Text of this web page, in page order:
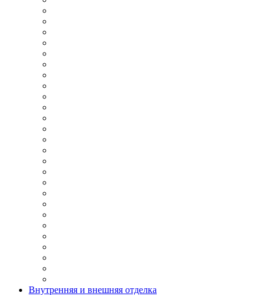
Внутренняя и внешняя отделка